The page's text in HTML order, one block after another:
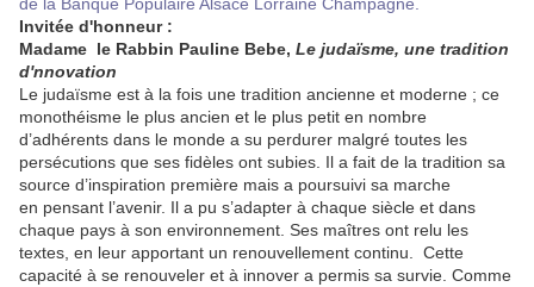
Invitée d'honneur :
Madame le Rabbin Pauline Bebe, Le judaïsme, une tradition
d'nnovation
Le judaïsme est à la fois une tradition ancienne et moderne ; ce
monothéisme le plus ancien et le plus petit en nombre
d’adhérents dans le monde a su perdurer malgré toutes les
persécutions que ses fidèles ont subies. Il a fait de la tradition sa
source d’inspiration première mais a poursuivi sa marche
en pensant l’avenir. Il a pu s’adapter à chaque siècle et dans
chaque pays à son environnement. Ses maîtres ont relu les
textes, en leur apportant un renouvellement continu. Cette
capacité à se renouveler et à innover a permis sa survie. Comme